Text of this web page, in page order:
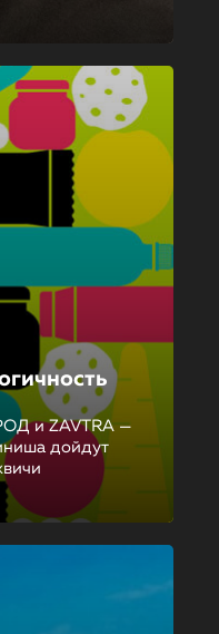
и ZAVTRA —
дойдут